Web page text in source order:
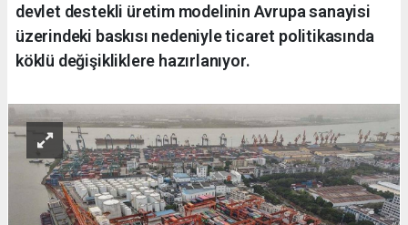
devlet destekli üretim modelinin Avrupa sanayisi
üzerindeki baskısı nedeniyle ticaret politikasında
köklü değişikliklere hazırlanıyor.